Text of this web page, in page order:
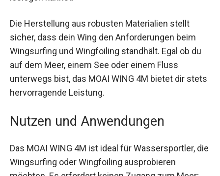
der Flügel schnell und einfach auf den benötigten
Druck bringen, sodass du im Handumdrehen
loslegen kannst.
Die Herstellung aus robusten Materialien stellt
sicher, dass dein Wing den Anforderungen beim
Wingsurfing und Wingfoiling standhält. Egal ob du
auf dem Meer, einem See oder einem Fluss
unterwegs bist, das MOAI WING 4M bietet dir
stets hervorragende Leistung.
Nutzen und Anwendungen